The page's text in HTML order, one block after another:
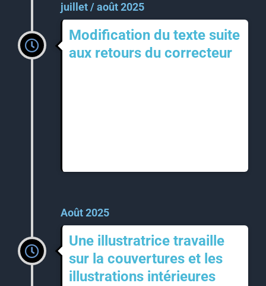
juillet / août 2025
Modification du texte suite
aux retours du correcteur
Août 2025
Une illustratrice travaille
sur la couvertures et les
illustrations intérieures